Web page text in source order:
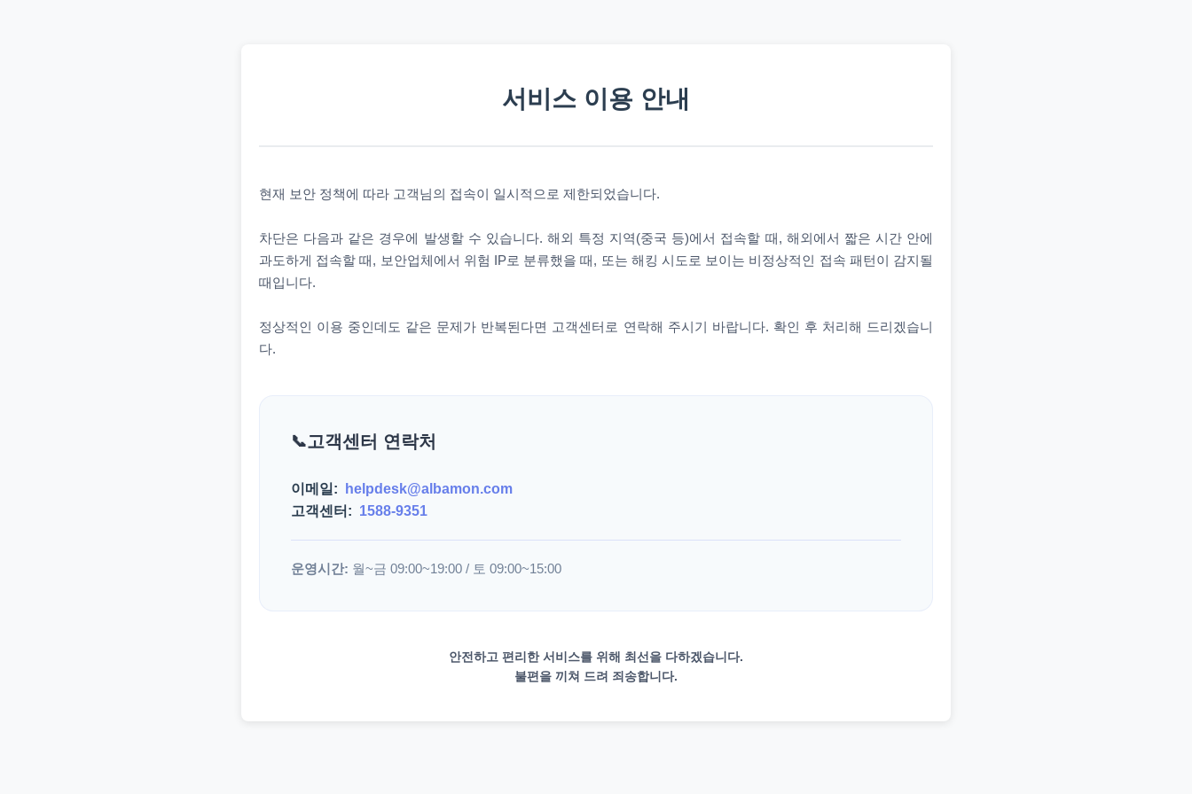
서비스 이용 안내
현재 보안 정책에 따라 고객님의 접속이 일시적으로 제한되었습니다.
차단은 다음과 같은 경우에 발생할 수 있습니다. 해외 특정 지역(중국 등)에서 접속할 때, 해외에서 짧은 시간 안에
과도하게 접속할 때, 보안업체에서 위험 IP로 분류했을 때, 또는 해킹 시도로 보이는 비정상적인 접속 패턴이 감지될
때입니다.
정상적인 이용 중인데도 같은 문제가 반복된다면 고객센터로 연락해 주시기 바랍니다. 확인 후 처리해 드리겠습니
다.
고객센터 연락처
이메일:
helpdesk@albamon.com
고객센터: 1588-9351
운영시간: 월~금 09:00~19:00 / 토 09:00~15:00
안전하고 편리한 서비스를 위해 최선을 다하겠습니다.
불편을 끼쳐 드려 죄송합니다.